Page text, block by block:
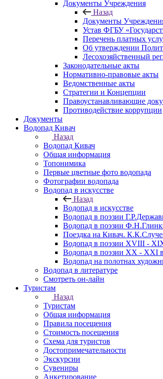
Документы Учреждения
Назад
Документы
Устав ФГБУ
Перечень платных
Об утверждении
Лесохозяйственный
Законодательные акты
Нормативно-правовые акты
Ведомственные акты
Стратегии и Концепции
Правоустанавливающие
Противодействие коррупции
Документы
Водопад Кивач
Назад
Водопад Кивач
Общая информация
Топонимика
Первые цветные фото водопада
Фотографии водопада
Водопад в искусстве
Назад
Водопад в искусстве
Водопад в поэзии
Водопад в поэзии
Поездка на Кивач.
Водопад в поэзии XVIII -
Водопад в поэзии XX - XXI
Водопад на полотнах
Водопад в литературе
Смотреть он-лайн
Туристам
Назад
Туристам
Общая информация
Правила посещения
Стоимость посещения
Схема для туристов
Достопримечательности
Экскурсии
Сувениры
Анкетирование